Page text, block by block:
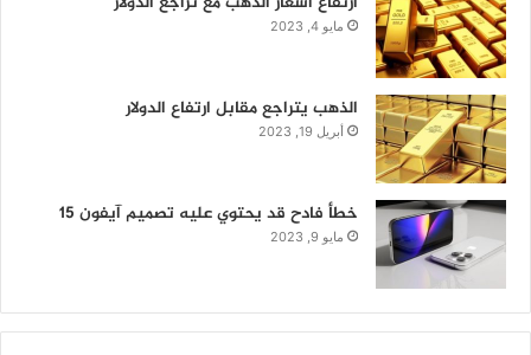
مايو 4, 2023
الذهب يتراجع مقابل ارتفاع الدولار
أبريل 19, 2023
خطأ فادح قد يحتوي عليه تصميم آيفون 15
مايو 9, 2023